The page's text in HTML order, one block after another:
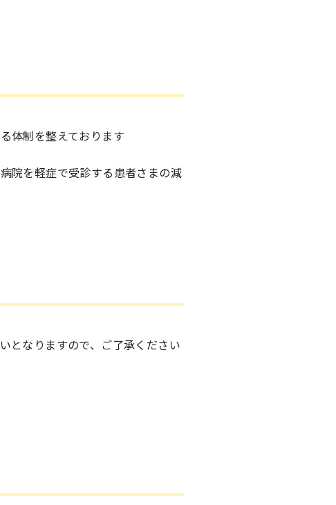
体制を整えております
院を軽症で受診する患者さまの減
となりますので、ご了承ください